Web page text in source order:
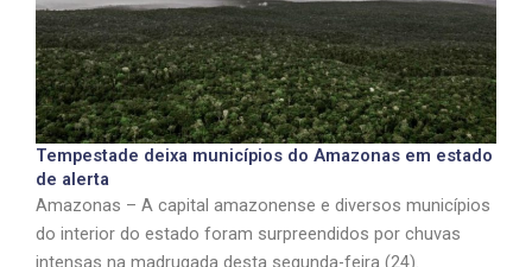
Tempestade deixa municípios do Amazonas em estado
de alerta
Amazonas – A capital amazonense e diversos municípios
do interior do estado foram surpreendidos por chuvas
intensas na madrugada desta segunda-feira (24).